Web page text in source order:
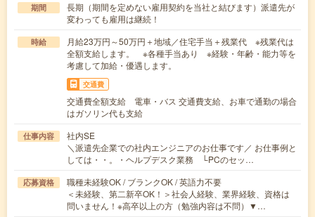
期間
長期（期間を定めない雇用契約を当社と結びます）派遣先が
変わっても雇用は継続！
時給
月給23万円～50万円＋地域／住宅手当＋残業代 ※残業代は
全額支給します。 ※各種手当あり ※経験・年齢・能力等を
考慮して加給・優遇します。
交通費
交通費全額支給 電車・バス 交通費支給、お車で通勤の場合
はガソリン代も支給
仕事内容
社内SE
＼派遣先企業での社内エンジニアのお仕事です／ お仕事例と
しては・・。・ヘルプデスク業務 └PCのセッ…
応募資格
職種未経験OK / ブランクOK / 英語力不要
＜未経験、第二新卒OK！＞社会人経験、業界経験、資格は
問いません！※高卒以上の方（勉強内容は不問）▼…